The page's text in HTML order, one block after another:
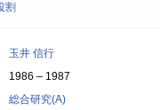
割
玉井 信行
1986 – 1987
総合研究(A)